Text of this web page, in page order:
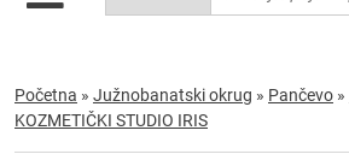
Početna » Južnobanatski okrug » Pančevo »
KOZMETIČKI STUDIO IRIS